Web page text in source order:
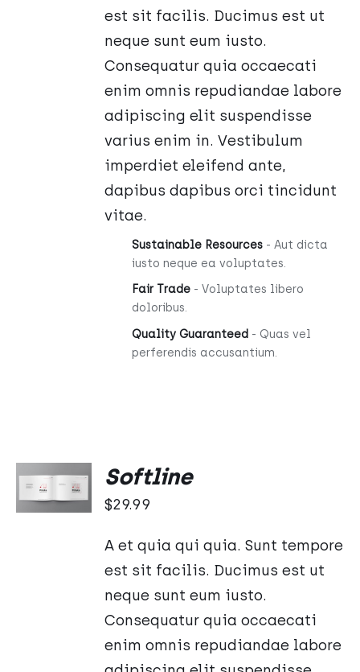
est sit facilis. Ducimus est ut
neque sunt eum iusto.
Consequatur quia occaecati
enim omnis repudiandae labore
adipiscing elit suspendisse
varius enim in. Vestibulum
imperdiet eleifend ante,
dapibus dapibus orci tincidunt
vitae.
Sustainable Resources- Aut dicta
iusto neque ea voluptates.
Fair Trade- Voluptates libero
doloribus.
Quality Guaranteed - Quas vel
perferendis accusantium.
DO
KOSZYKA
/
Softline
$29.99
A et quia qui quia. Sunt tempore
est sit facilis. Ducimus est ut
neque sunt eum iusto.
Consequatur quia occaecati
enim omnis repudiandae labore